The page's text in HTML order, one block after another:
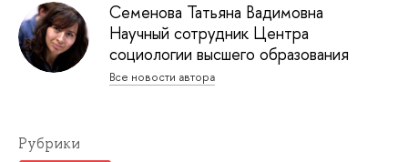
Семенова Татьяна Вадимовна
Научный сотрудник Центра
социологии высшего образования
Все новости автора
Рубрики